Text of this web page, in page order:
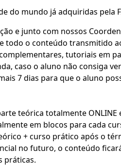
do mundo já adquiridas pela
e junto com nossos
todo o conteúdo transmitido
tutoriais em
caso o aluno não consiga
7 dias para que o aluno
teórica totalmente
em blocos para cada
+ curso prático após o
no futuro, o conteúdo
práticas.